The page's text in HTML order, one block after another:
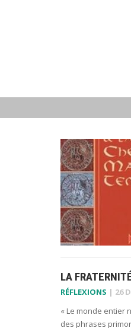
LA
RÉFLEXIONS | 26
« Le monde entier
des phrases